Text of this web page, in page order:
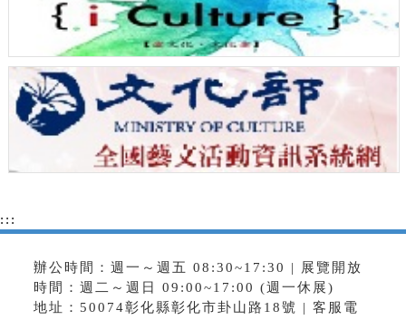
:::
辦公時間：週一～週五 08:30~17:30 | 展覽開放
時間：週二～週日 09:00~17:00 (週一休展)
地址：50074彰化縣彰化市卦山路18號 | 客服電